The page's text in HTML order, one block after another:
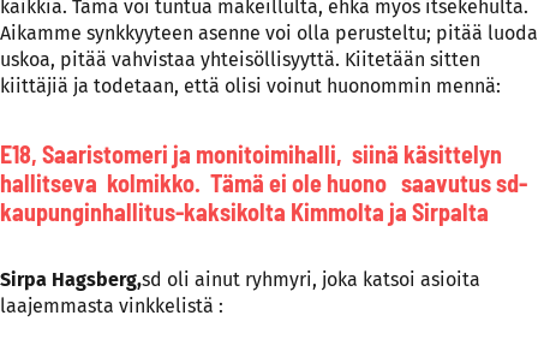
kaikkia. Tämä voi tuntua makeillulta, ehkä myös itsekehulta.
Aikamme synkkyyteen asenne voi olla perusteltu; pitää luoda
uskoa, pitää vahvistaa yhteisöllisyyttä. Kiitetään sitten
kiittäjiä ja todetaan, että olisi voinut huonommin mennä:
E18, Saaristomeri ja monitoimihalli, siinä käsittelyn
hallitseva kolmikko. Tämä ei ole huono saavutus sd-
kaupunginhallitus-kaksikolta Kimmolta ja Sirpalta
Sirpa Hagsberg,sd oli ainut ryhmyri, joka katsoi asioita
laajemmasta vinkkelistä :